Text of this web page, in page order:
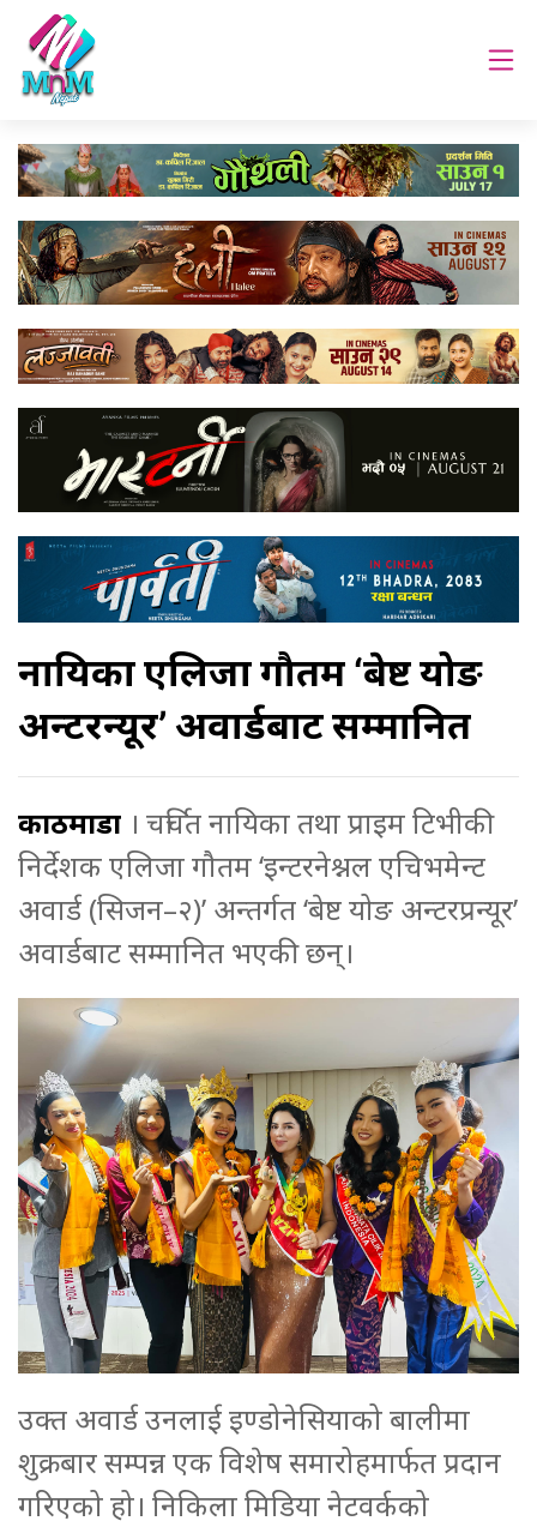
नायिका एलिजा गौतम ‘बेष्ट योङ
अन्टरप्रन्यूर’ अवार्डबाट सम्मानित
काठमाडौं । चर्चित नायिका तथा प्राइम टिभीकी
निर्देशक एलिजा गौतम ‘इन्टरनेश्नल एचिभमेन्ट
अवार्ड (सिजन–२)’ अन्तर्गत ‘बेष्ट योङ अन्टरप्रन्यूर’
अवार्डबाट सम्मानित भएकी छन्।
उक्त अवार्ड उनलाई इण्डोनेसियाको बालीमा
शुक्रबार सम्पन्न एक विशेष समारोहमार्फत प्रदान
गरिएको हो। निकिला मिडिया नेटवर्कको